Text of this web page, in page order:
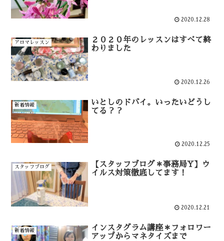
2020.12.28
アロマレッスン
２０２０年のレッスンはすべて終
わりました
2020.12.26
新着情報
いとしのドバイ。いったいどうし
てる？？
2020.12.25
スタッフブログ
【スタッフブログ＊事務局Y】ウ
イルス対策徹底してます！
2020.12.21
新着情報
インスタグラム講座＊フォロワー
アップからマネタイズまで